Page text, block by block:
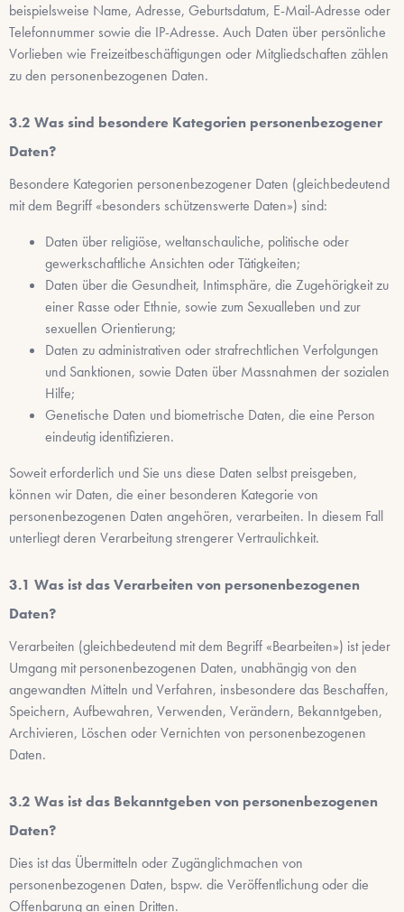
beispielsweise Name, Adresse, Geburtsdatum, E-Mail-Adresse oder
Telefonnummer sowie die IP-Adresse. Auch Daten über persönliche
Vorlieben wie Freizeitbeschäftigungen oder Mitgliedschaften zählen
zu den personenbezogenen Daten.
Was sind besondere Kategorien personenbezogener
Daten?
Besondere Kategorien personenbezogener Daten (gleichbedeutend
mit dem Begriff «besonders schützenswerte Daten») sind:
Daten über religiöse, weltanschauliche, politische oder
gewerkschaftliche Ansichten oder Tätigkeiten;
Daten über die Gesundheit, Intimsphäre, die Zugehörigkeit zu
einer Rasse oder Ethnie, sowie zum Sexualleben und zur
sexuellen Orientierung;
Daten zu administrativen oder strafrechtlichen Verfolgungen
und Sanktionen, sowie Daten über Massnahmen der sozialen
Hilfe;
Genetische Daten und biometrische Daten, die eine Person
eindeutig identifizieren.
Soweit erforderlich und Sie uns diese Daten selbst preisgeben,
können wir Daten, die einer besonderen Kategorie von
personenbezogenen Daten angehören, verarbeiten. In diesem Fall
unterliegt deren Verarbeitung strengerer Vertraulichkeit.
Was ist das Verarbeiten von personenbezogenen
Daten?
Verarbeiten (gleichbedeutend mit dem Begriff «Bearbeiten») ist jeder
Umgang mit personenbezogenen Daten, unabhängig von den
angewandten Mitteln und Verfahren, insbesondere das Beschaffen,
Speichern, Aufbewahren, Verwenden, Verändern, Bekanntgeben,
Archivieren, Löschen oder Vernichten von personenbezogenen
Daten.
Was ist das Bekanntgeben von personenbezogenen
Daten?
Dies ist das Übermitteln oder Zugänglichmachen von
personenbezogenen Daten, bspw. die Veröffentlichung oder die
Offenbarung an einen Dritten.